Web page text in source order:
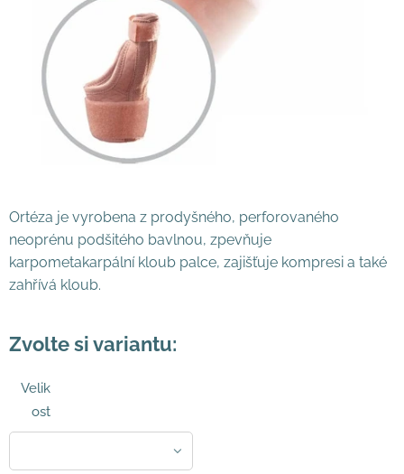
Ortéza je vyrobena z prodyšného, perforovaného
neoprénu podšitého bavlnou, zpevňuje
karpometakarpální kloub palce, zajišťuje kompresi a také
zahřívá kloub.
Zvolte si variantu:
Velik
ost